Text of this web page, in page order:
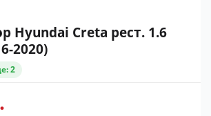
Hyundai Creta рест. 1.6
2020)
2